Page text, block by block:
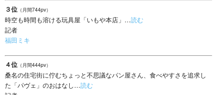
３位 （月間744pv）
時空も時間も溶ける玩具屋「いもや本店」…読む
記者
福田ミキ
４位 （月間444pv）
桑名の住宅街に佇むちょっと不思議なパン屋さん、食べやすさを追求し
た「パヴェ」のおはなし…読む